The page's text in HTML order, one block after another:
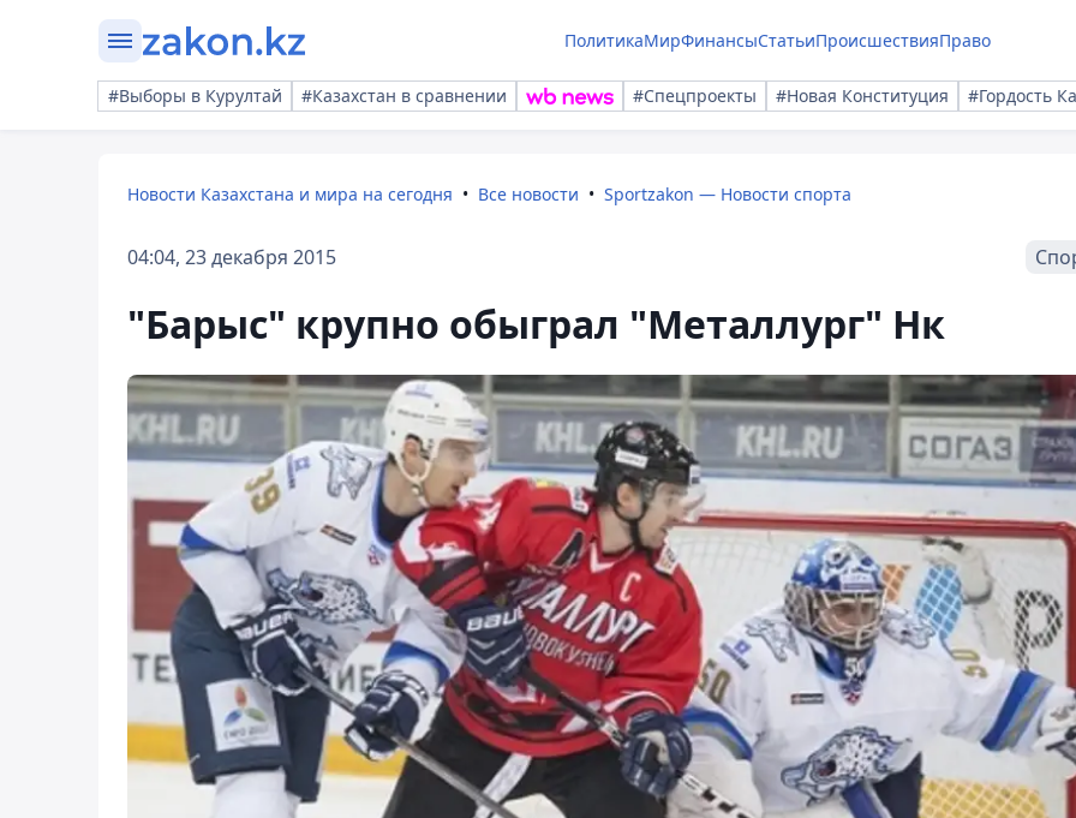
ПолитикаМирФинансыСтатьиПроисшествияПраво
#Выборы в Курултай #Казахстан в сравнении #Спецпроекты #Новая Конституция #Гордость
Новости Казахстана и мира на сегодня Все новости Sportzakon — Новости спорта
04:04, 23 декабря 2015
"Барыс" крупно обыграл "Металлург" Нк